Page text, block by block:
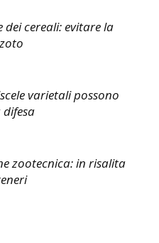
dei cereali: evitare la
varietali possono
zootecnica: in risalita